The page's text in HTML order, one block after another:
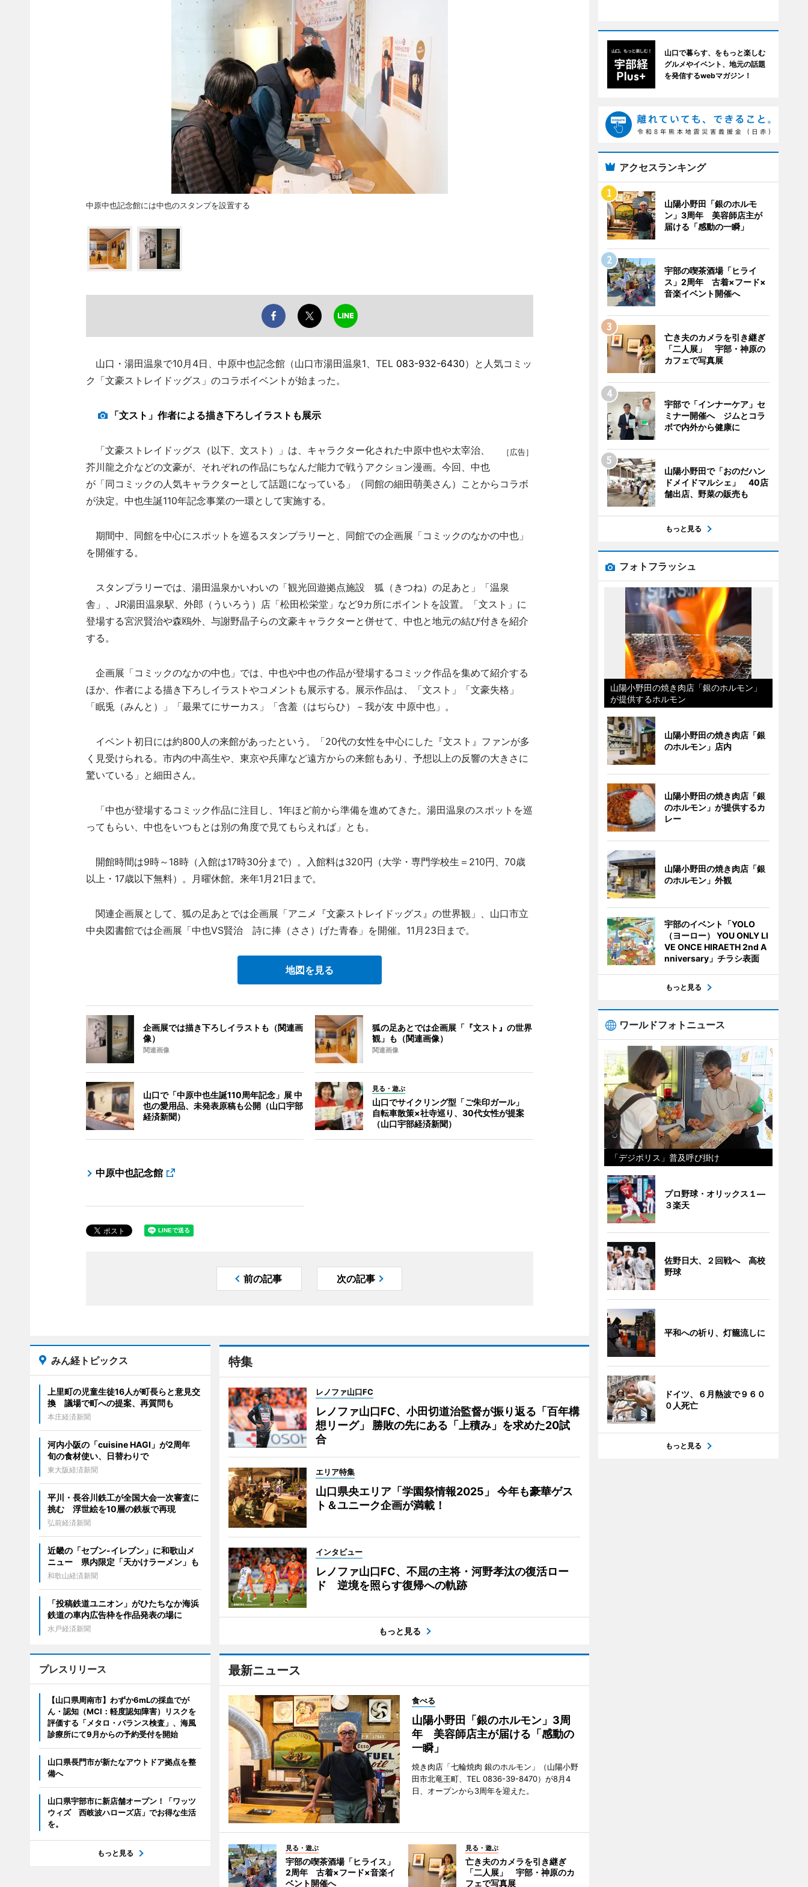
中原中也記念館には中也のスタンプを設置する
山口・湯田温泉で10月4日、中原中也記念館（山口市湯田温泉1、TEL 083-932-6430）と人気コミッ
ク「文豪ストレイドッグス」のコラボイベントが始まった。
「文スト」作者による描き下ろしイラストも展示
［広告］
「文豪ストレイドッグス（以下、文スト）」は、キャラクター化された中原中也や太宰治、
芥川龍之介などの文豪が、それぞれの作品にちなんだ能力で戦うアクション漫画。今回、中也
が「同コミックの人気キャラクターとして話題になっている」（同館の細田萌美さん）ことからコラボ
が決定。中也生誕110年記念事業の一環として実施する。
期間中、同館を中心にスポットを巡るスタンプラリーと、同館での企画展「コミックのなかの中也」
を開催する。
スタンプラリーでは、湯田温泉かいわいの「観光回遊拠点施設 狐（きつね）の足あと」「温泉
舎」、JR湯田温泉駅、外郎（ういろう）店「松田松栄堂」など9カ所にポイントを設置。「文スト」に
登場する宮沢賢治や森鴎外、与謝野晶子らの文豪キャラクターと併せて、中也と地元の結び付きを紹介
する。
企画展「コミックのなかの中也」では、中也や中也の作品が登場するコミック作品を集めて紹介する
ほか、作者による描き下ろしイラストやコメントも展示する。展示作品は、「文スト」「文豪失格」
「眠兎（みんと）」「最果てにサーカス」「含羞（はぢらひ）－我が友 中原中也」。
イベント初日には約800人の来館があったという。「20代の女性を中心にした『文スト』ファンが多
く見受けられる。市内の中高生や、東京や兵庫など遠方からの来館もあり、予想以上の反響の大きさに
驚いている」と細田さん。
「中也が登場するコミック作品に注目し、1年ほど前から準備を進めてきた。湯田温泉のスポットを巡
ってもらい、中也をいつもとは別の角度で見てもらえれば」とも。
開館時間は9時～18時（入館は17時30分まで）。入館料は320円（大学・専門学校生＝210円、70歳
以上・17歳以下無料）。月曜休館。来年1月21日まで。
関連企画展として、狐の足あとでは企画展「アニメ『文豪ストレイドッグス』の世界観」、山口市立
中央図書館では企画展「中也VS賢治 詩に捧（ささ）げた青春」を開催。11月23日まで。
地図を見る
企画展では描き下ろしイラストも（関連画
像）
関連画像
狐の足あとでは企画展「『文スト』の世界
観」も（関連画像）
関連画像
山口で「中原中也生誕110周年記念」展 中
也の愛用品、未発表原稿も公開（山口宇部
経済新聞）
見る・遊ぶ
山口でサイクリング型「ご朱印ガール」
自転車散策×社寺巡り、30代女性が提案
（山口宇部経済新聞）
中原中也記念館
前の記事 次の記事
特集
レノファ山口FC
レノファ山口FC、小田切道治監督が振り返る「百年構
想リーグ」 勝敗の先にある「上積み」を求めた20試
合
エリア特集
山口県央エリア「学園祭情報2025」 今年も豪華ゲス
ト＆ユニーク企画が満載！
インタビュー
レノファ山口FC、不屈の主将・河野孝汰の復活ロー
ド 逆境を照らす復帰への軌跡
もっと見る
最新ニュース
食べる
山陽小野田「銀のホルモン」3周
年 美容師店主が届ける「感動の
一瞬」
焼き肉店「七輪焼肉 銀のホルモン」（山陽小野
田市北竜王町、TEL 0836-39-8470）が8月4
日、オープンから3周年を迎えた。
見る・遊ぶ
宇部の喫茶酒場「ヒライス」
2周年 古着×フード×音楽イ
ベント開催へ
見る・遊ぶ
亡き夫のカメラを引き継ぎ
「二人展」 宇部・神原のカ
フェで写真展
みん経トピックス
上里町の児童生徒16人が町長らと意見交
換 議場で町への提案、再質問も
本庄経済新聞
河内小阪の「cuisine HAGI」が2周年
旬の食材使い、日替わりで
東大阪経済新聞
平川・長谷川鉄工が全国大会一次審査に
挑む 浮世絵を10層の鉄板で再現
弘前経済新聞
近畿の「セブン-イレブン」に和歌山メ
ニュー 県内限定「天かけラーメン」も
和歌山経済新聞
「投稿鉄道ユニオン」がひたちなか海浜
鉄道の車内広告枠を作品発表の場に
水戸経済新聞
プレスリリース
【山口県周南市】わずか6mLの採血でが
ん・認知（MCI：軽度認知障害）リスクを
評価する「メタロ・バランス検査」、海風
診療所にて9月からの予約受付を開始
山口県長門市が新たなアウトドア拠点を整
備へ
山口県宇部市に新店舗オープン！「ワッツ
ウィズ 西岐波ハローズ店」でお得な生活
を。
もっと見る
山口で暮らす、をもっと楽しむ
グルメやイベント、地元の話題
を発信するwebマガジン！
アクセスランキング
山陽小野田「銀のホルモ
ン」3周年 美容師店主が
届ける「感動の一瞬」
宇部の喫茶酒場「ヒライ
ス」2周年 古着×フード×
音楽イベント開催へ
亡き夫のカメラを引き継ぎ
「二人展」 宇部・神原の
カフェで写真展
宇部で「インナーケア」セ
ミナー開催へ ジムとコラ
ボで内外から健康に
山陽小野田で「おのだハン
ドメイドマルシェ」 40店
舗出店、野菜の販売も
もっと見る
フォトフラッシュ
山陽小野田の焼き肉店「銀のホルモン」
が提供するホルモン
山陽小野田の焼き肉店「銀
のホルモン」店内
山陽小野田の焼き肉店「銀
のホルモン」が提供するカ
レー
山陽小野田の焼き肉店「銀
のホルモン」外観
宇部のイベント「YOLO
（ヨーロー） YOU ONLY LI
VE ONCE HIRAETH 2nd A
nniversary」チラシ表面
もっと見る
ワールドフォトニュース
「デジポリス」普及呼び掛け
プロ野球・オリックス１―
３楽天
佐野日大、２回戦へ 高校
野球
平和への祈り、灯籠流しに
ドイツ、６月熱波で９６０
０人死亡
もっと見る